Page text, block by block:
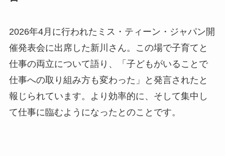
2026年4月に行われたミス・ティーン・ジャパン開
催発表会に出席した新川さん。この場で子育てと
仕事の両立について語り、「子どもがいることで
仕事への取り組み方も変わった」と発言されたと
報じられています。より効率的に、そして集中し
て仕事に臨むようになったとのことです。